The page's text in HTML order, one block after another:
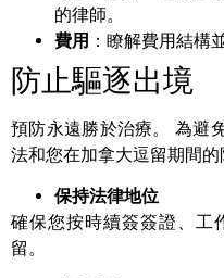
的律師。
費用 ：瞭解費用結構
防止驅逐出境
預防永遠勝於治療。 為避
法和您在加拿大逗留期間的
保持法律地位
確保您按時續簽簽證、工
留。